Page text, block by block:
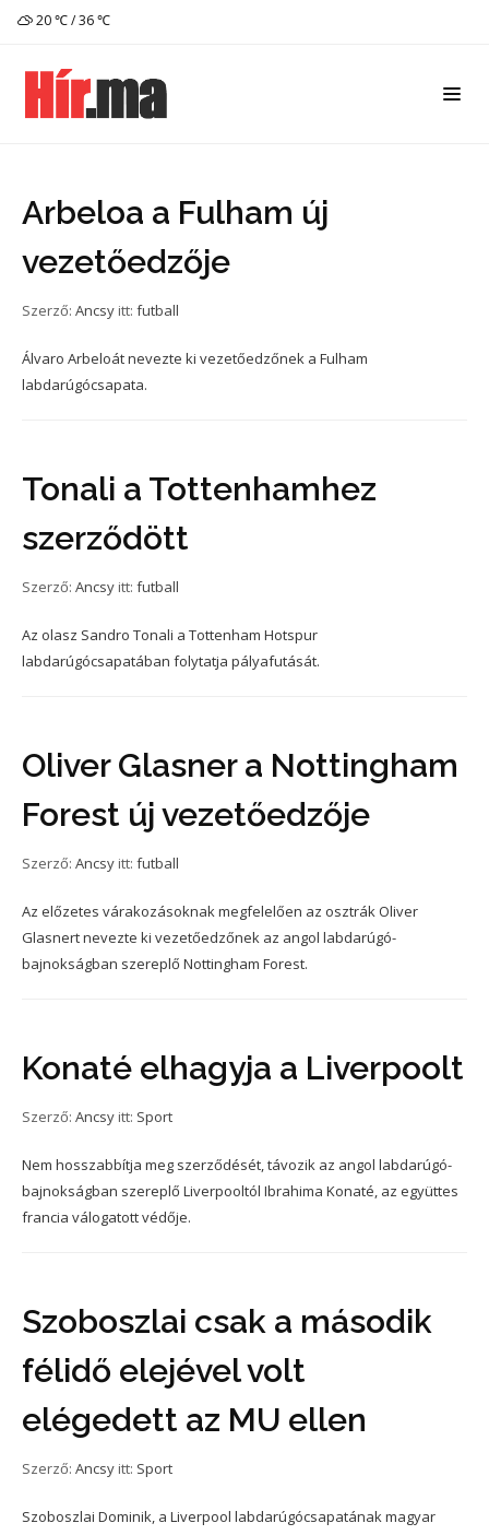
20 ℃ / 36 ℃
Arbeloa a Fulham új
vezetőedzője
Szerző: Ancsy itt: futball
Álvaro Arbeloát nevezte ki vezetőedzőnek a Fulham
labdarúgócsapata.
Tonali a Tottenhamhez
szerződött
Szerző: Ancsy itt: futball
Az olasz Sandro Tonali a Tottenham Hotspur
labdarúgócsapatában folytatja pályafutását.
Oliver Glasner a Nottingham
Forest új vezetőedzője
Szerző: Ancsy itt: futball
Az előzetes várakozásoknak megfelelően az osztrák Oliver
Glasnert nevezte ki vezetőedzőnek az angol labdarúgó-
bajnokságban szereplő Nottingham Forest.
Konaté elhagyja a Liverpoolt
Szerző: Ancsy itt: Sport
Nem hosszabbítja meg szerződését, távozik az angol labdarúgó-
bajnokságban szereplő Liverpooltól Ibrahima Konaté, az együttes
francia válogatott védője.
Szoboszlai csak a második
félidő elejével volt
elégedett az MU ellen
Szerző: Ancsy itt: Sport
Szoboszlai Dominik, a Liverpool labdarúgócsapatának magyar